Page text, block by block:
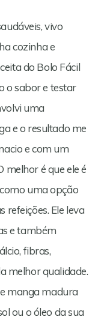
vivo
cozinha e
do Bolo Fácil
o sabor e testar
uma
e o resultado me
e com um
melhor é que ele é
uma opção
refeições. Ele leva
e também
fibras,
melhor qualidade.
manga madura
ou o óleo da sua